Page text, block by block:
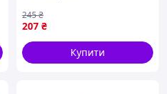
207 ₴
245₴
Купити